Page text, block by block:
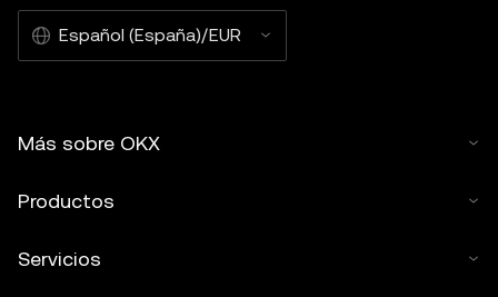
Español (España)/EUR
Más sobre OKX
Productos
Servicios